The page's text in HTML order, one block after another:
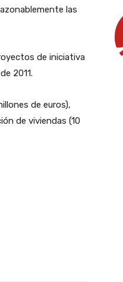
las
de iniciativa
2011.
de euros),
de viviendas (10